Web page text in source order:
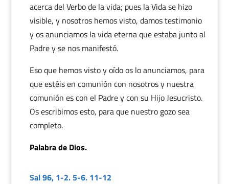
acerca del Verbo de la vida; pues la Vida se hizo
visible, y nosotros hemos visto, damos testimonio
y os anunciamos la vida eterna que estaba junto al
Padre y se nos manifestó.
Eso que hemos visto y oído os lo anunciamos, para
que estéis en comunión con nosotros y nuestra
comunión es con el Padre y con su Hijo Jesucristo.
Os escribimos esto, para que nuestro gozo sea
completo.
Palabra de Dios.
Sal 96, 1-2. 5-6. 11-12